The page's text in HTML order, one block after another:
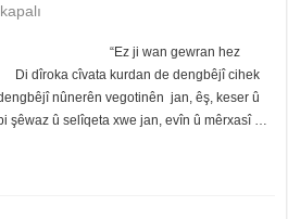
“Ez ji wan gewran hez
Di dîroka cîvata kurdan de dengbêjî cihek
nûnerên vegotinên jan, êş, keser û
şêwaz û selîqeta xwe jan, evîn û mêrxasî …